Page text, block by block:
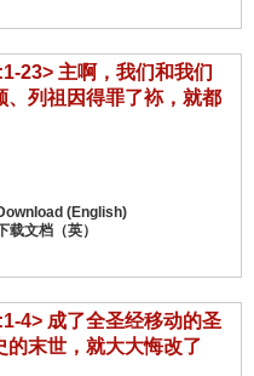
23> 主啊，我们和我们
、列祖因得罪了袮，就都
4> 成了全圣经移动的圣
的末世，就大大悔改了